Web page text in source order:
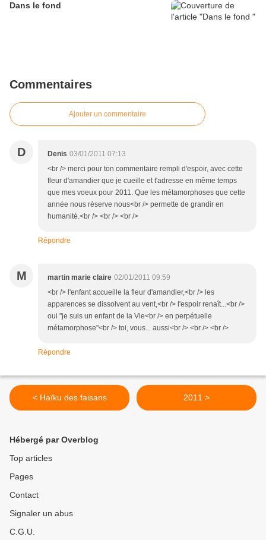
Dans le fond
Commentaires
Ajouter un commentaire
D Denis 03/01/2011 07:13
<br /> merci pour ton commentaire rempli d'espoir, avec cette
fleur d'amandier que je cueille et t'adresse en même temps
que mes voeux pour 2011. Que les métamorphoses que cette
année nous réserve nous<br /> permette de grandir en
humanité.<br /> <br /> <br />
Répondre
M martin marie claire 02/01/2011 09:59
<br /> l'enfant accueille la fleur d'amandier,<br /> les
apparences se dissolvent au vent,<br /> l'espoir renaît...<br />
oui "je suis un enfant de la Vie<br /> en perpétuelle
métamorphose"<br /> toi, vous... aussi<br /> <br /> <br />
Répondre
< Haïku des faisans 2011 >
Hébergé par Overblog
Top articles
Pages
Contact
Signaler un abus
C.G.U.